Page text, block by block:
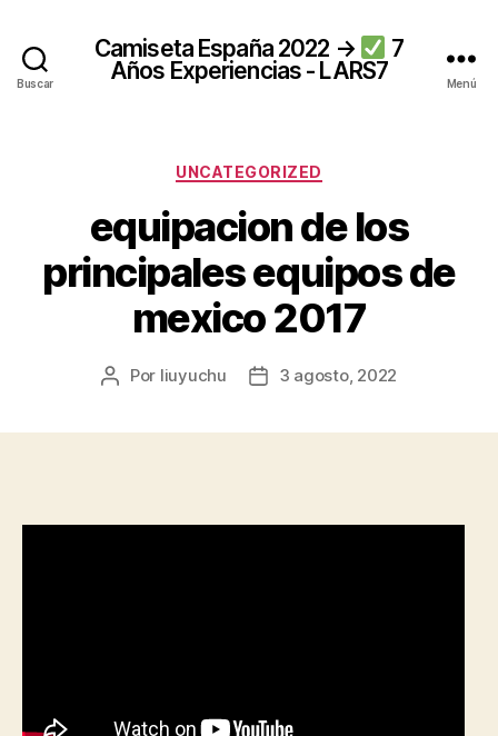
Buscar
Camiseta España 2022 →
7
Años Experiencias - LARS7
Menú
Categorías
UNCATEGORIZED
equipacion de los
principales equipos de
mexico 2017
Autor
Por liuyuchu
Fecha3 agosto, 2022